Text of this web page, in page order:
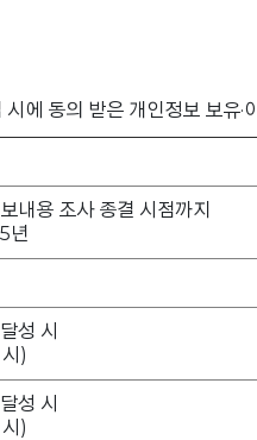
동의 받은 개인정보 보유·
내용 조사 종결 시점까지
년
성 시
)
성 시
)